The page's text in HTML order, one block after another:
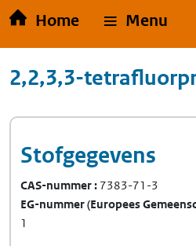
Home Menu
2,2,3,3-
Stofgegevens
CAS-nummer 7383-71-3
EG-nummer(Europees
1